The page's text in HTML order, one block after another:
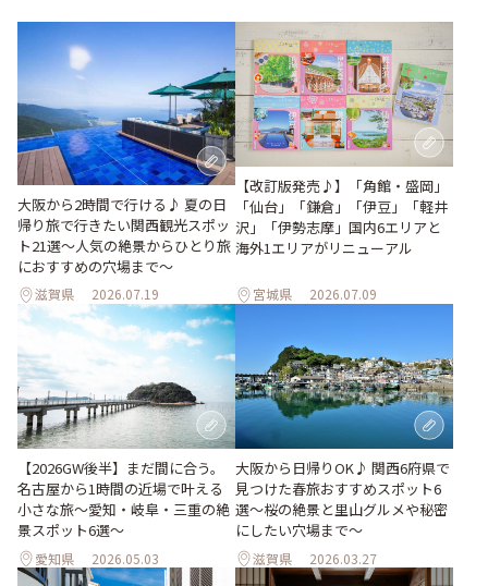
大阪から2時間で行ける♪ 夏の日
帰り旅で行きたい関西観光スポッ
ト21選～人気の絶景からひとり旅
におすすめの穴場まで～
滋賀県 2026.07.19
【改訂版発売♪】「角館・盛岡」
「仙台」「鎌倉」「伊豆」「軽井
沢」「伊勢志摩」国内6エリアと
海外1エリアがリニューアル
宮城県 2026.07.09
【2026GW後半】まだ間に合う。
名古屋から1時間の近場で叶える
小さな旅～愛知・岐阜・三重の絶
景スポット6選～
愛知県 2026.05.03
大阪から日帰りOK♪ 関西6府県で
見つけた春旅おすすめスポット6
選～桜の絶景と里山グルメや秘密
にしたい穴場まで～
滋賀県 2026.03.27